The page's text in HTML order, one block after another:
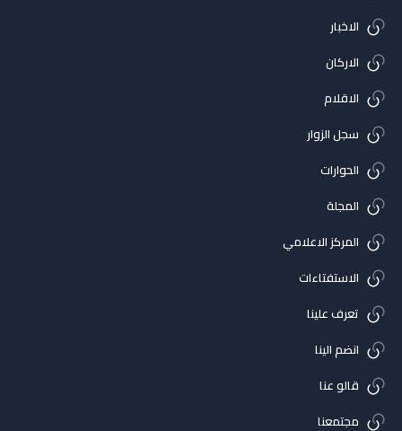
الاخبار
الاركان
الاقلام
سجل الزوار
الحوارات
المجلة
المركز الاعلامي
الاستفتاءات
تعرف علينا
انضم الينا
قالو عنا
مجتمعنا